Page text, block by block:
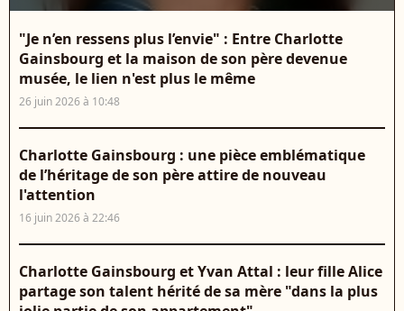
"Je n’en ressens plus l’envie" : Entre Charlotte
Gainsbourg et la maison de son père devenue
musée, le lien n'est plus le même
26 juin 2026 à 10:48
Charlotte Gainsbourg : une pièce emblématique
de l’héritage de son père attire de nouveau
l'attention
16 juin 2026 à 22:46
Charlotte Gainsbourg et Yvan Attal : leur fille Alice
partage son talent hérité de sa mère "dans la plus